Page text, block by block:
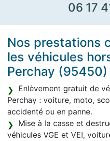
06 17
Nos prestations
les véhicules
Perchay (95450)
Enlèvement gratuit de
Perchay : voiture, moto,
accidenté ou en panne.
Mise à la casse et
véhicules VGE et VEI,